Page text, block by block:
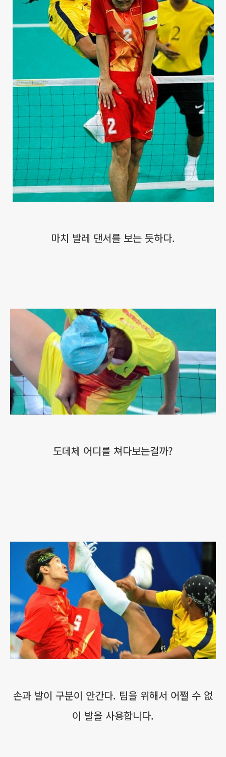
마치 발레 댄서를 보는 듯하다.
도데체 어디를 쳐다보는걸까?
손과 발이 구분이 안간다. 팀을 위해서 어쩔 수 없
이 발을 사용합니다.